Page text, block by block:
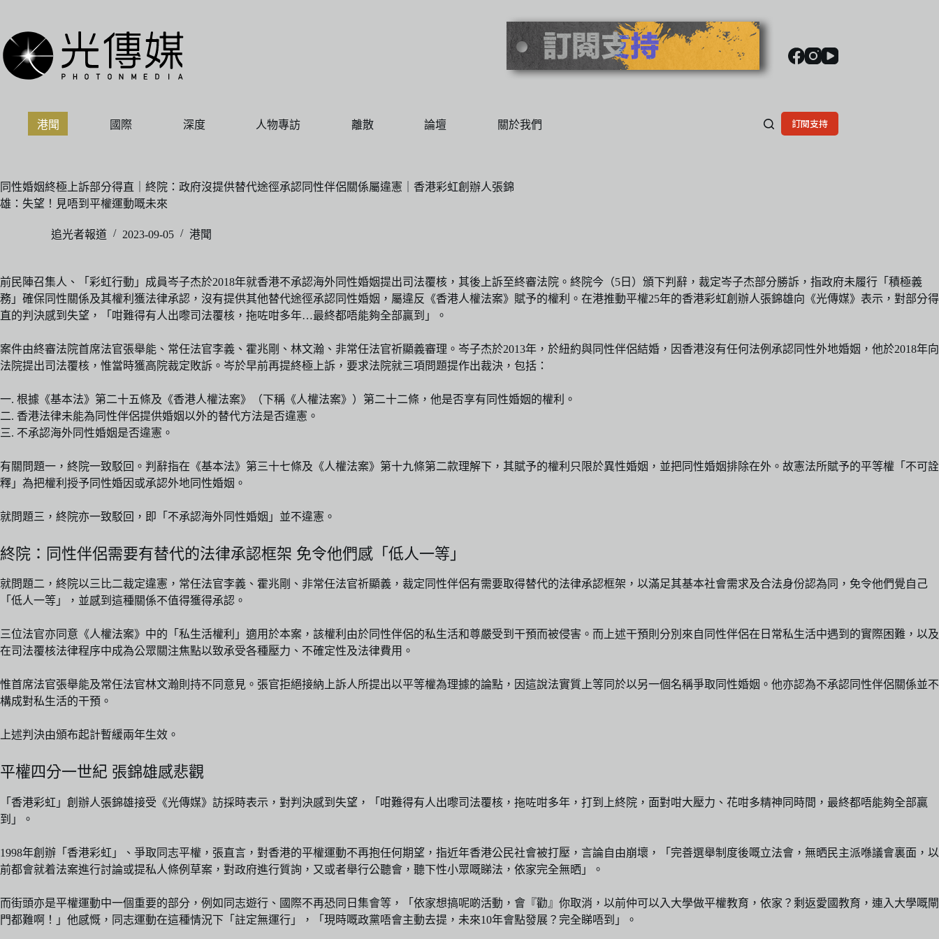
主
要
內
港聞 國際 深度 人物專訪 離散 論壇 關於我們 訂閱支持
同性婚姻終極上訴部分得直｜終院：政府沒提供替代途徑承認同性伴侶關係屬違憲｜香港彩虹創辦人張錦
雄：失望！見唔到平權運動嘅未來
追光者報道 2023-09-05 港聞
前民陣召集人、「彩虹行動」成員岑子杰於2018年就香港不承認海外同性婚姻提出司法覆核，其後上訴至終審法院。終院今（5日）頒下判辭，裁定岑子杰部分勝訴，指政府未履行「積極義
務」確保同性關係及其權利獲法律承認，沒有提供其他替代途徑承認同性婚姻，屬違反《香港人權法案》賦予的權利。在港推動平權25年的香港彩虹創辦人張錦雄向《光傳媒》表示，對部分得
直的判決感到失望，「咁難得有人出嚟司法覆核，拖咗咁多年…最終都唔能夠全部贏到」。
案件由終審法院首席法官張舉能、常任法官李義、霍兆剛、林文瀚、非常任法官祈顯義審理。岑子杰於2013年，於紐約與同性伴侶結婚，因香港沒有任何法例承認同性外地婚姻，他於2018年向
法院提出司法覆核，惟當時獲高院裁定敗訴。岑於早前再提終極上訴，要求法院就三項問題提作出裁決，包括：
一. 根據《基本法》第二十五條及《香港人權法案》（下稱《人權法案》）第二十二條，他是否享有同性婚姻的權利。
二. 香港法律未能為同性伴侶提供婚姻以外的替代方法是否違憲。
三. 不承認海外同性婚姻是否違憲。
有關問題一，終院一致駁回。判辭指在《基本法》第三十七條及《人權法案》第十九條第二款理解下，其賦予的權利只限於異性婚姻，並把同性婚姻排除在外。故憲法所賦予的平等權「不可詮
釋」為把權利授予同性婚因或承認外地同性婚姻。
就問題三，終院亦一致駁回，即「不承認海外同性婚姻」並不違憲。
終院：同性伴侶需要有替代的法律承認框架 免令他們感「低人一等」
就問題二，終院以三比二裁定違憲，常任法官李義、霍兆剛、非常任法官祈顯義，裁定同性伴侶有需要取得替代的法律承認框架，以滿足其基本社會需求及合法身份認為同，免令他們覺自己
「低人一等」，並感到這種關係不值得獲得承認。
三位法官亦同意《人權法案》中的「私生活權利」適用於本案，該權利由於同性伴侶的私生活和尊嚴受到干預而被侵害。而上述干預則分別來自同性伴侶在日常私生活中遇到的實際困難，以及
在司法覆核法律程序中成為公眾關注焦點以致承受各種壓力、不確定性及法律費用。
惟首席法官張舉能及常任法官林文瀚則持不同意見。張官拒絕接納上訴人所提出以平等權為理據的論點，因這說法實質上等同於以另一個名稱爭取同性婚姻。他亦認為不承認同性伴侶關係並不
構成對私生活的干預。
上述判決由頒布起計暫緩兩年生效。
平權四分一世紀 張錦雄感悲觀
「香港彩虹」創辦人張錦雄接受《光傳媒》訪採時表示，對判決感到失望，「咁難得有人出嚟司法覆核，拖咗咁多年，打到上終院，面對咁大壓力、花咁多精神同時間，最終都唔能夠全部贏
到」。
1998年創辦「香港彩虹」、爭取同志平權，張直言，對香港的平權運動不再抱任何期望，指近年香港公民社會被打壓，言論自由崩壞，「完善選舉制度後嘅立法會，無晒民主派喺議會裏面，以
前都會就着法案進行討論或提私人條例草案，對政府進行質詢，又或者舉行公聽會，聽下性小眾嘅睇法，依家完全無晒」。
而街頭亦是平權運動中一個重要的部分，例如同志遊行、國際不再恐同日集會等，「依家想搞呢啲活動，會『勸』你取消，以前仲可以入大學做平權教育，依家？剩返愛國教育，連入大學嘅閘
門都難啊！」他感慨，同志運動在這種情況下「註定無運行」，「現時嘅政黨唔會主動去提，未來10年會點發展？完全睇唔到」。